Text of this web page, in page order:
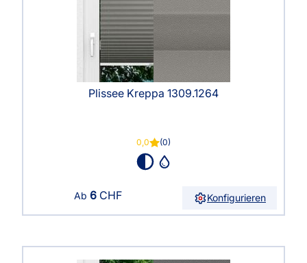
Plissee Kreppa 1309.1264
0,0 (0)
Ab 6 CHF Konfigurieren